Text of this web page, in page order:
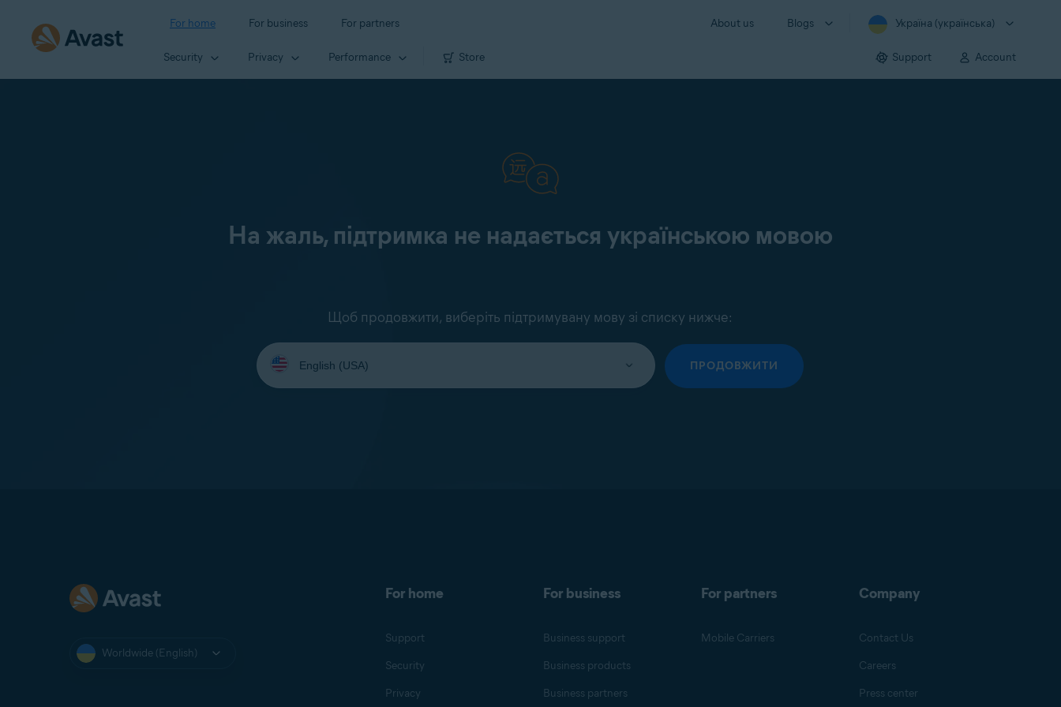
For home For business For partners About us Blogs Україна (українська)
Security Privacy Performance Store Support Account
На жаль, підтримка не надається українською мовою
Щоб продовжити, виберіть підтримувану мову зі списку нижче:
Select
your
language:
ПРОДОВЖИТИ
Worldwide (English)
For home
Support
Security
Privacy
For business
Business support
Business products
Business partners
For partners
Mobile Carriers
Company
Contact Us
Careers
Press center